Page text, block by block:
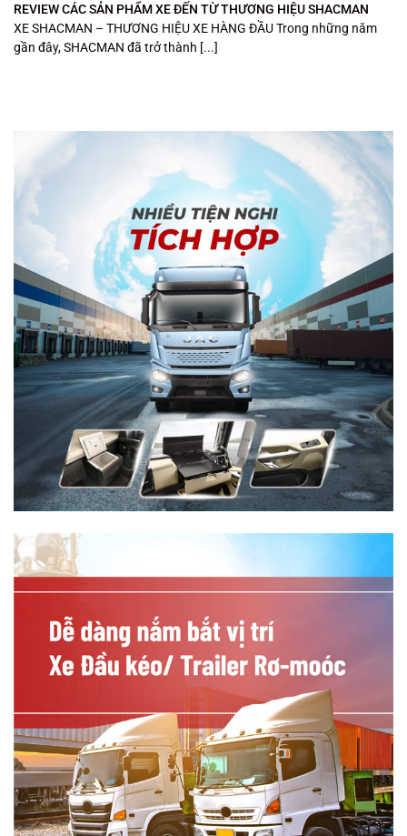
REVIEW CÁC SẢN PHẨM XE ĐẾN TỪ THƯƠNG HIỆU SHACMAN
XE SHACMAN – THƯƠNG HIỆU XE HÀNG ĐẦU Trong những năm
gần đây, SHACMAN đã trở thành [...]